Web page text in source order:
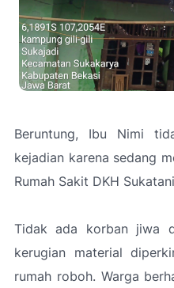
Beruntung, Ibu Nimi
kejadian karena sedang
Rumah Sakit DKH
Tidak ada korban jiwa
kerugian material
rumah roboh. Warga